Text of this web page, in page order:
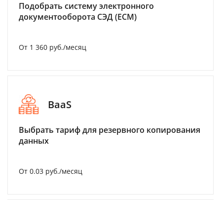
Подобрать систему электронного
документооборота СЭД (ECM)
От 1 360 руб./месяц
BaaS
Выбрать тариф для резервного копирования
данных
От 0.03 руб./месяц